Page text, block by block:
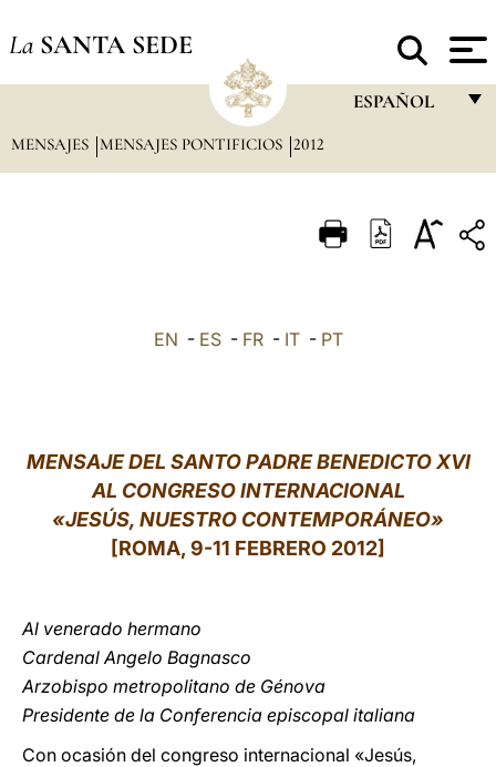
La SANTA SEDE
ESPAÑOL
ITALIANO
中文
LATINE
MENSAJES MENSAJES PONTIFICIOS 2012
EN - ES- FR- IT- PT
MENSAJE DEL SANTO PADRE BENEDICTO XVI
AL CONGRESO INTERNACIONAL
«JESÚS, NUESTRO CONTEMPORÁNEO»
[ROMA, 9-11 FEBRERO 2012]
Al venerado hermano
Cardenal Angelo Bagnasco
Arzobispo metropolitano de Génova
Presidente de la Conferencia episcopal italiana
Con ocasión del congreso internacional «Jesús,